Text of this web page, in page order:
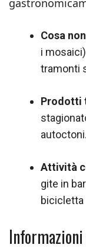
Cosa
i
tramonti
Prodotti
autoctoni.
Attività
gite in
bicicletta